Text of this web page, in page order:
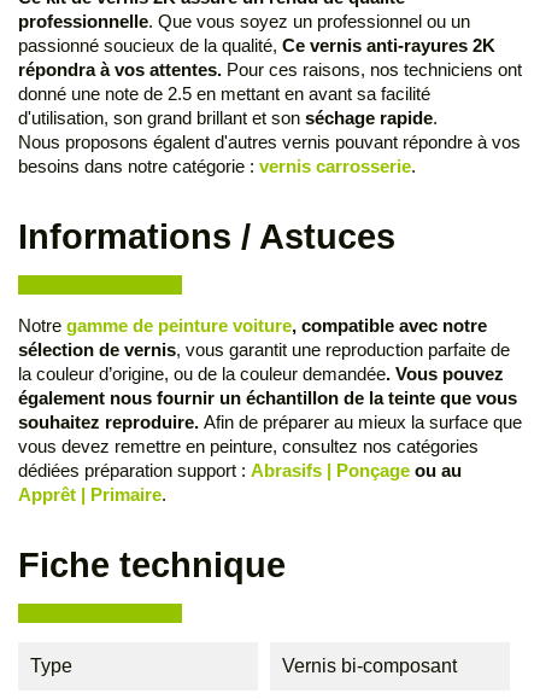
professionnelle. Que vous soyez un professionnel ou un
passionné soucieux de la qualité, Ce vernis anti-rayures 2K
répondra à vos attentes. Pour ces raisons, nos techniciens ont
donné une note de 2.5 en mettant en avant sa facilité
d'utilisation, son grand brillant et son séchage rapide.
Nous proposons égalent d'autres vernis pouvant répondre à vos
besoins dans notre catégorie : vernis carrosserie.
Informations / Astuces
Notre gamme de peinture voiture, compatible avec notre
sélection de vernis, vous garantit une reproduction parfaite de
la couleur d’origine, ou de la couleur demandée. Vous pouvez
également nous fournir un échantillon de la teinte que vous
souhaitez reproduire. Afin de préparer au mieux la surface que
vous devez remettre en peinture, consultez nos catégories
dédiées préparation support : Abrasifs | Ponçage ou au
Apprêt | Primaire.
Fiche technique
Type Vernis bi-composant